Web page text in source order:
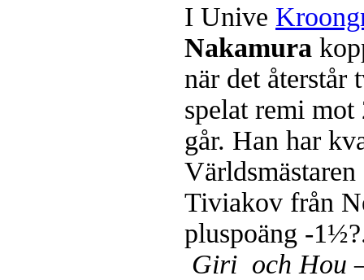
I Unive
Nakamura
när det återstår
spelat remi
går. Han har
Tiviakov från
pluspoäng -
Giri och Hou